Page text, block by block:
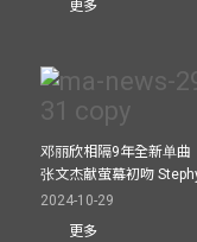
更多
邓丽欣相隔9年全新单曲
张文杰献萤幕初吻
2024-10-29
更多